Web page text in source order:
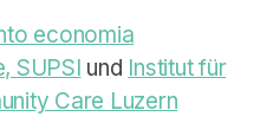
economia
SUPSI und Institut für
Care Luzern